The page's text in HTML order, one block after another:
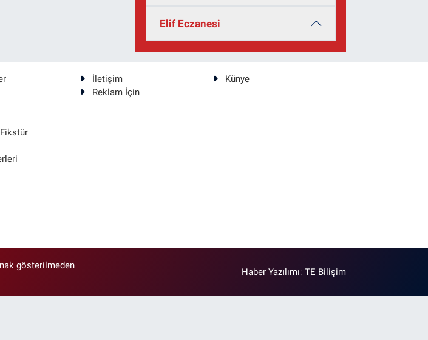
Elif Eczanesi
İletişim
Künye
Reklam İçin
gösterilmeden
Haber Yazılımı:TE Bilişim